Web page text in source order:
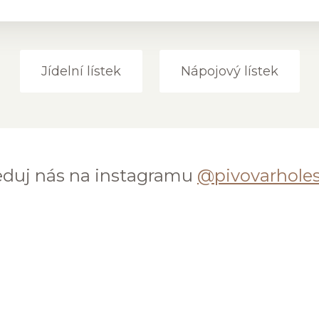
Jídelní lístek Nápojový lístek
nás na instagramu